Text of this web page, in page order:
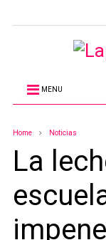
MENU
Home Noticias
La